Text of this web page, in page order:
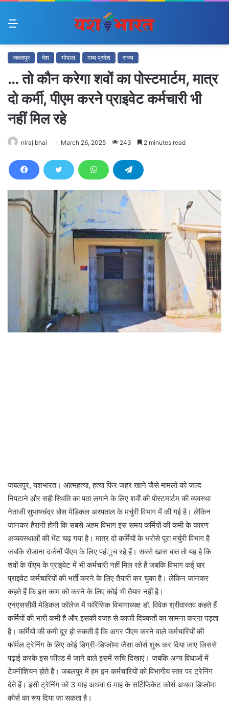
Menu
जबलपुर देश भोपाल मध्य प्रदेश राज्य
… तो कौन करेगा शवों का पोस्टमार्टम, मात्र
दो कर्मी, पीएम करने प्राइवेट कर्मचारी भी
नहीं मिल रहे
niraj bhai March 26, 2025 243 2 minutes read
जबलपुर, यशभारत। आत्महत्या, हत्या फिर जहर खाने जैसे मामलों को जल्द
निपटाने और सही स्थिति का पता लगाने के लिए शवोें की पोस्टमार्टम की व्यवस्था
नेताजी सुभाषचंद्र बोस मेडिकल अस्पताल के मर्चुरी विभाग में की गई है। लेकिन
जानकर हैरानी होगी कि सबसे अहम विभाग इस समय कर्मियों की कमी के कारण
अव्यवस्थाओं की भेंट चढ़ गया है। मात्र दो कर्मियों के भरोसे पूरा मर्चुरी विभाग है
जबकि रोजाना दर्जनों पीएम के लिए पहंुच रहे हैं। सबसे खास बात तो यह है कि
शवों के पीएम के प्राइवेट में भी कर्मचारी नहीं मिल रहे हैं जबकि विभाग कई बार
प्राइवेट कर्मचारियों की भर्ती करने के लिए तैयारी कर चुका है। लेकिन जानकर
कहते हैं कि इस काम को करने के लिए कोई भी तैयार नहीं है।
एनएससीबी मेडिकल कॉलेज में फॉरेंसिक विभागाध्यक्ष डॉ. विवेक श्रीवास्तव कहते हैं
कर्मियों की भारी कमी है और इसकी वजह से काफी दिक्कतों का सामना करना पड़ता
है। कर्मियों की कमी दूर हो सकती है कि अगर पीएम करने वाले कर्मचारियों की
फॉर्मल ट्रेनिंग के लिए कोई डिग्री-डिप्लोमा जैसा कोर्स शुरू कर दिया जाए जिससे
पढ़ाई करके इस फील्ड में जाने वाले इसमें रूचि दिखाएं। जबकि अन्य विधाओं में
टेक्नीशियन होते हैं। जबलपुर में हम इन कर्मचारियों को विभागीय स्तर पर ट्रेनिंग
देते हैं। इसी ट्रेनिंग को 3 माह अथवा 6 माह के सर्टिफिकेट कोर्स अथवा डिप्लोमा
कोर्स का रूप दिया जा सकता है।